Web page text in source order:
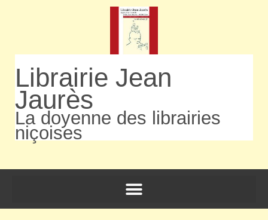
Librairie Jean
Jaurès
La doyenne des librairies
niçoises